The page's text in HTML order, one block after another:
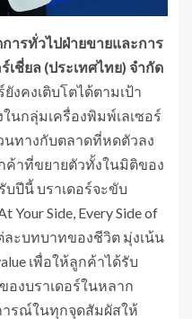
ารทั่วไปฝ่ายขายและการ
เชี่ยล (ประเทศไทย) จำกัด
งคงเติบโตได้ตามเป้า
นกลุ่มเครื่องพิมพ์เลเซอร์
ทางกับตลาดที่หดตัวลง
ค้าที่ขยายตัวทั้งในมิติของ
ปีนี้ บราเดอร์จะขับ
Side, Every Side of
ละบทบาทของชีวิต มุ่งเน้น
เพื่อให้ลูกค้าได้รับ
งบราเดอร์ในหลาก
รณ์ในทุกจุดสัมผัสให้